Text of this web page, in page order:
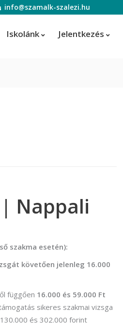
info@szamalk-szalezi.hu
Iskolánk Jelentkezés
Divat-, jelmez- és díszlettervező
Fotográfus (Kreatív fotográfus)
Grafikus
Képző és iparművészeti
| Nappali
szakma esetén):
követően jelenleg 16.000
függően 16.000 és 59.000 Ft
sikeres szakmai vizsga
és 302.000 forint